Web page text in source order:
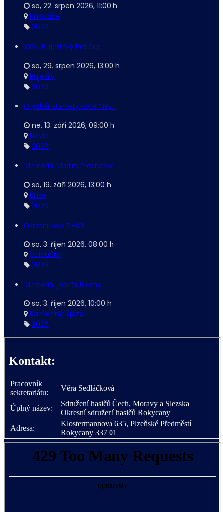
so, 22. srpen 2026, 11:00 h
Příkosice
2026
XXVI. Bujesilský Prd Cup
so, 29. srpen 2026, 13:00 h
Bujesily
2026
O pohár starosty obce Nev...
ne, 13. září 2026, 09:00 h
Nevid
2026
Memoriál Vladim.Procházky
so, 19. září 2026, 13:00 h
Kříše
2026
Okresní kolo ZHVB
so, 3. říjen 2026, 08:00 h
Volduchy
2026
Memoriál Josefa Blechy
so, 3. říjen 2026, 10:00 h
Kamenný Újezd
2026